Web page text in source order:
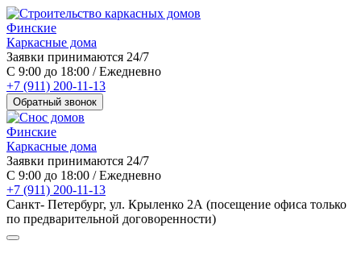
Финские
Каркасные дома
Заявки принимаются 24/7
С 9:00 до 18:00 / Ежедневно
+7 (911) 200-11-13
Обратный звонок
Финские
Каркасные дома
Заявки принимаются 24/7
С 9:00 до 18:00 / Ежедневно
+7 (911) 200-11-13
Санкт- Петербург, ул. Крыленко 2А (посещение офиса только
по предварительной договоренности)